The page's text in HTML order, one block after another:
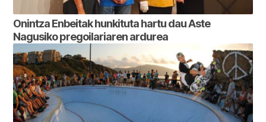
Onintza Enbeitak hunkituta hartu dau Aste
Nagusiko pregoilariaren ardurea